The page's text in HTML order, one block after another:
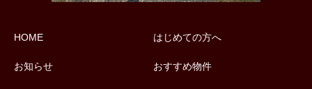
HOME
お知らせ
はじめての方へ
おすすめ物件